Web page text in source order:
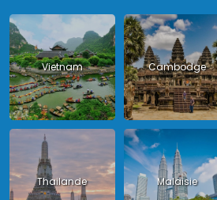
Vietnam Cambodge
Thailande Malaisie